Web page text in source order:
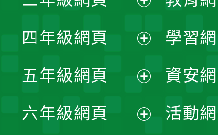
單
開
選
單
開
選
單
四年級網頁
開
選
五年級網頁
開
六年級網頁
學習
資安
活動